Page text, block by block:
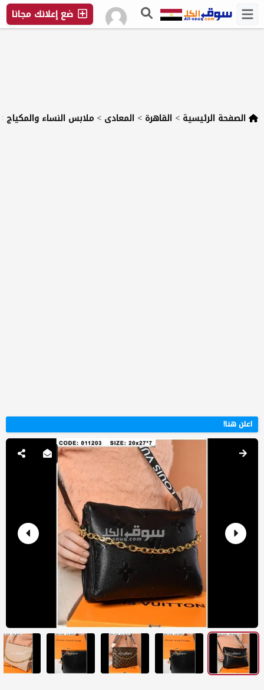
ضع إعلانك مجانا
الصفحة الرئيسية > القاهرة > المعادى > ملابس النساء والمكياج
اعلن هنا!